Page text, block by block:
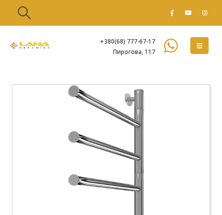
+380(68) 777-67-17
Пирогова, 117